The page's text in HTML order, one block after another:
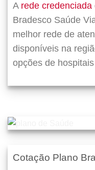
A rede credenciada
Bradesco Saúde
melhor rede de
disponíveis na
opções de
Cotação Plano